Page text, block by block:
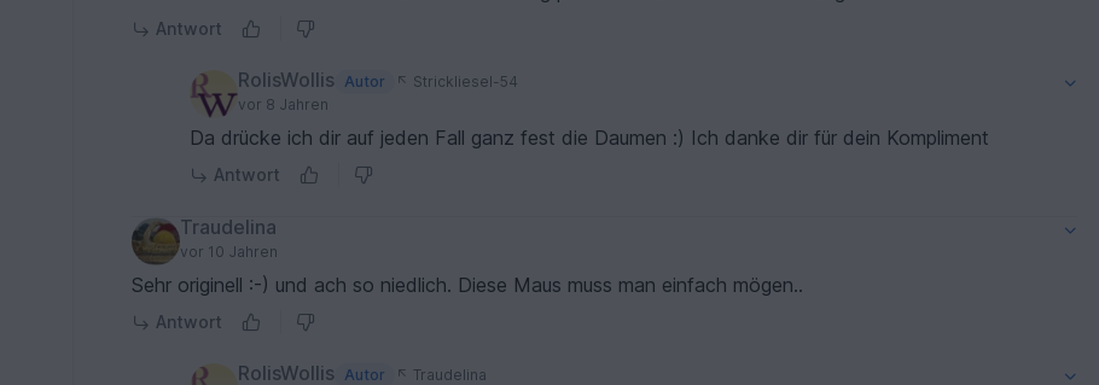
Antwort
RolisWollis Autor
Strickliesel-54
vor 8 Jahren
Da drücke ich dir auf jeden Fall ganz fest die Daumen :) Ich danke dir für dein Kompliment
Antwort
Traudelina
vor 10 Jahren
Sehr originell :-) und ach so niedlich. Diese Maus muss man einfach mögen..
Antwort
RolisWollis Autor Traudelina